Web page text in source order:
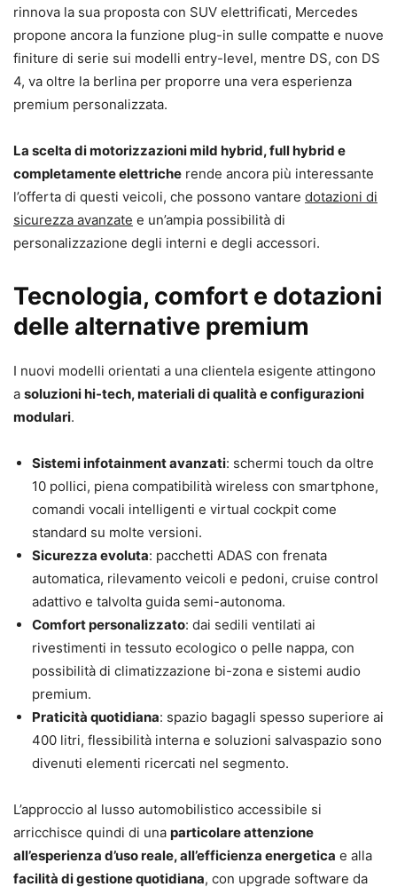
rinnova la sua proposta con SUV elettrificati, Mercedes
propone ancora la funzione plug-in sulle compatte e nuove
finiture di serie sui modelli entry-level, mentre DS, con DS
4, va oltre la berlina per proporre una vera esperienza
premium personalizzata.
La scelta di motorizzazioni mild hybrid, full hybrid e
completamente elettriche rende ancora più interessante
l’offerta di questi veicoli, che possono vantare dotazioni di
sicurezza avanzate e un’ampia possibilità di
personalizzazione degli interni e degli accessori.
Tecnologia, comfort e dotazioni
delle alternative premium
I nuovi modelli orientati a una clientela esigente attingono
a soluzioni hi-tech, materiali di qualità e configurazioni
modulari.
Sistemi infotainment avanzati: schermi touch da oltre
10 pollici, piena compatibilità wireless con smartphone,
comandi vocali intelligenti e virtual cockpit come
standard su molte versioni.
Sicurezza evoluta: pacchetti ADAS con frenata
automatica, rilevamento veicoli e pedoni, cruise control
adattivo e talvolta guida semi-autonoma.
Comfort personalizzato: dai sedili ventilati ai
rivestimenti in tessuto ecologico o pelle nappa, con
possibilità di climatizzazione bi-zona e sistemi audio
premium.
Praticità quotidiana: spazio bagagli spesso superiore ai
400 litri, flessibilità interna e soluzioni salvaspazio sono
divenuti elementi ricercati nel segmento.
L’approccio al lusso automobilistico accessibile si
arricchisce quindi di una particolare attenzione
all’esperienza d’uso reale, all’efficienza energetica e alla
facilità di gestione quotidiana, con upgrade software da